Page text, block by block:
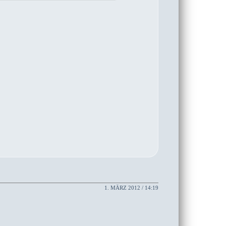
1. MÄRZ 2012 / 14:19